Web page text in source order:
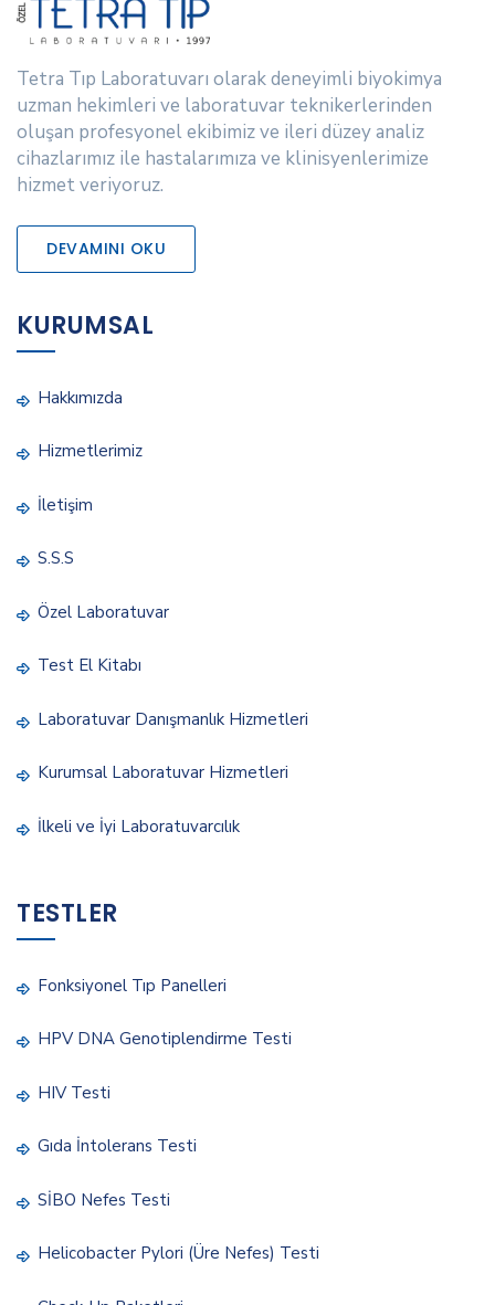
Tetra Tıp Laboratuvarı olarak deneyimli biyokimya
uzman hekimleri ve laboratuvar teknikerlerinden
oluşan profesyonel ekibimiz ve ileri düzey analiz
cihazlarımız ile hastalarımıza ve klinisyenlerimize
hizmet veriyoruz.
DEVAMINI OKU
KURUMSAL
Hakkımızda
Hizmetlerimiz
İletişim
S.S.S
Özel Laboratuvar
Test El Kitabı
Laboratuvar Danışmanlık Hizmetleri
Kurumsal Laboratuvar Hizmetleri
İlkeli ve İyi Laboratuvarcılık
TESTLER
Fonksiyonel Tıp Panelleri
HPV DNA Genotiplendirme Testi
HIV Testi
Gıda İntolerans Testi
SİBO Nefes Testi
Helicobacter Pylori (Üre Nefes) Testi